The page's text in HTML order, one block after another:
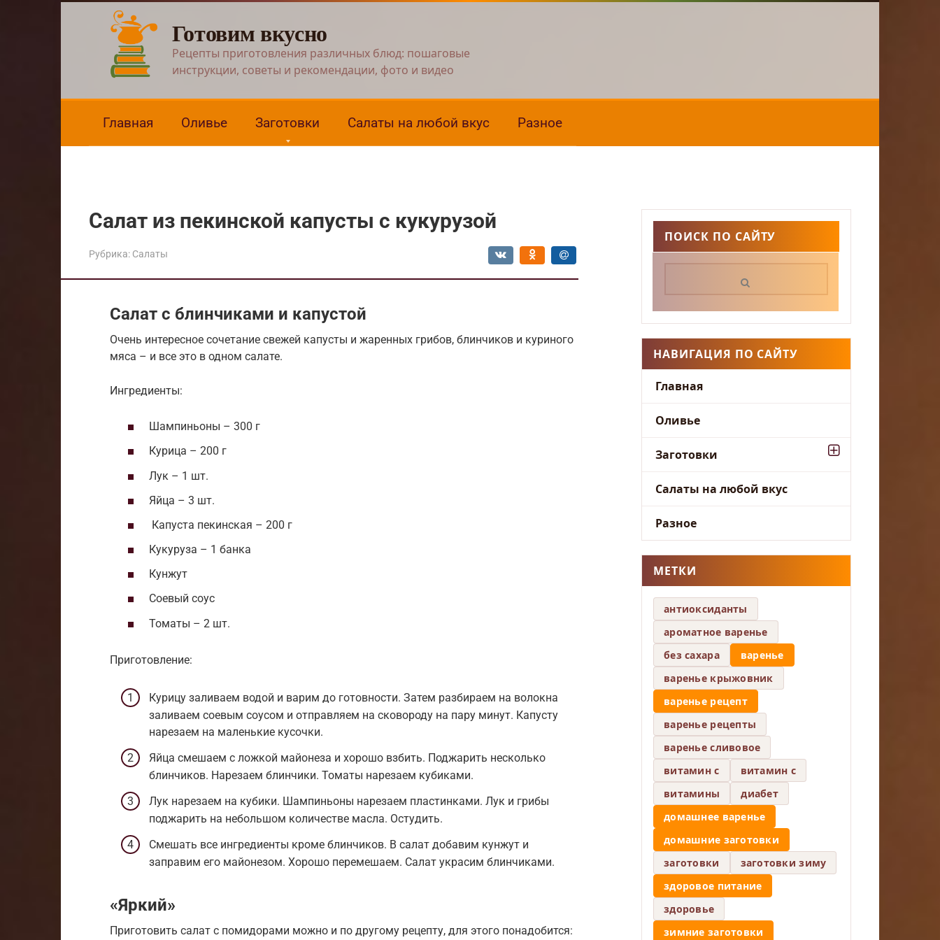
Готовим вкусно
Рецепты приготовления различных блюд: пошаговые
инструкции, советы и рекомендации, фото и видео
Главная Оливье Заготовки Салаты на любой вкус Разное
Салат из пекинской капусты с кукурузой
Рубрика: Салаты
Салат с блинчиками и капустой
Очень интересное сочетание свежей капусты и жаренных грибов, блинчиков и куриного
мяса – и все это в одном салате.
Ингредиенты:
Шампиньоны – 300 г
Курица – 200 г
Лук – 1 шт.
Яйца – 3 шт.
Капуста пекинская – 200 г
Кукуруза – 1 банка
Кунжут
Соевый соус
Томаты – 2 шт.
Приготовление:
Курицу заливаем водой и варим до готовности. Затем разбираем на волокна
заливаем соевым соусом и отправляем на сковороду на пару минут. Капусту
нарезаем на маленькие кусочки.
Яйца смешаем с ложкой майонеза и хорошо взбить. Поджарить несколько
блинчиков. Нарезаем блинчики. Томаты нарезаем кубиками.
Лук нарезаем на кубики. Шампиньоны нарезаем пластинками. Лук и грибы
поджарить на небольшом количестве масла. Остудить.
Смешать все ингредиенты кроме блинчиков. В салат добавим кунжут и
заправим его майонезом. Хорошо перемешаем. Салат украсим блинчиками.
«Яркий»
Приготовить салат с помидорами можно и по другому рецепту, для этого понадобится:
ПОИСК ПО САЙТУ
НАВИГАЦИЯ ПО САЙТУ
Главная
Оливье
Заготовки
Салаты на любой вкус
Разное
МЕТКИ
антиоксиданты
ароматное варенье
без сахара
варенье
варенье крыжовник
варенье рецепт
варенье рецепты
варенье сливовое
витамин c
витамин с
витамины
диабет
домашнее варенье
домашние заготовки
заготовки
заготовки зиму
здоровое питание
здоровье
зимние заготовки